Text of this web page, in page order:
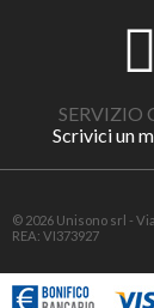
SERVIZIO
Scrivici un
© 2026 Unisono srl -
REA: VI373927